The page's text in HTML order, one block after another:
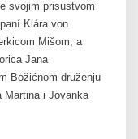
svojim prisustvom
Klára von
Mišom, a
Jana
Božićnom druženju
Martina i Jovanka